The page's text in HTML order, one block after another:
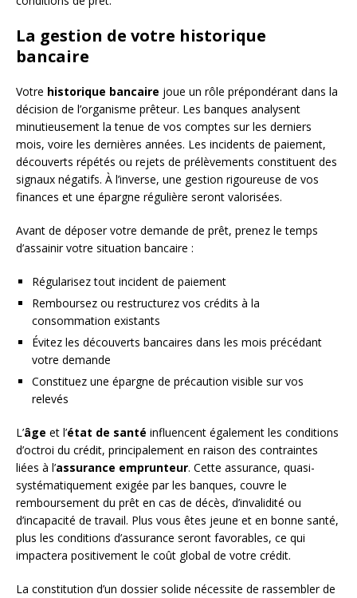
La gestion de votre historique
bancaire
Votre historique bancaire joue un rôle prépondérant dans la
décision de l’organisme prêteur. Les banques analysent
minutieusement la tenue de vos comptes sur les derniers
mois, voire les dernières années. Les incidents de paiement,
découverts répétés ou rejets de prélèvements constituent des
signaux négatifs. À l’inverse, une gestion rigoureuse de vos
finances et une épargne régulière seront valorisées.
Avant de déposer votre demande de prêt, prenez le temps
d’assainir votre situation bancaire :
Régularisez tout incident de paiement
Remboursez ou restructurez vos crédits à la
consommation existants
Évitez les découverts bancaires dans les mois précédant
votre demande
Constituez une épargne de précaution visible sur vos
relevés
L’âge et l’état de santé influencent également les conditions
d’octroi du crédit, principalement en raison des contraintes
liées à l’assurance emprunteur. Cette assurance, quasi-
systématiquement exigée par les banques, couvre le
remboursement du prêt en cas de décès, d’invalidité ou
d’incapacité de travail. Plus vous êtes jeune et en bonne santé,
plus les conditions d’assurance seront favorables, ce qui
impactera positivement le coût global de votre crédit.
La constitution d’un dossier solide nécessite de rassembler de